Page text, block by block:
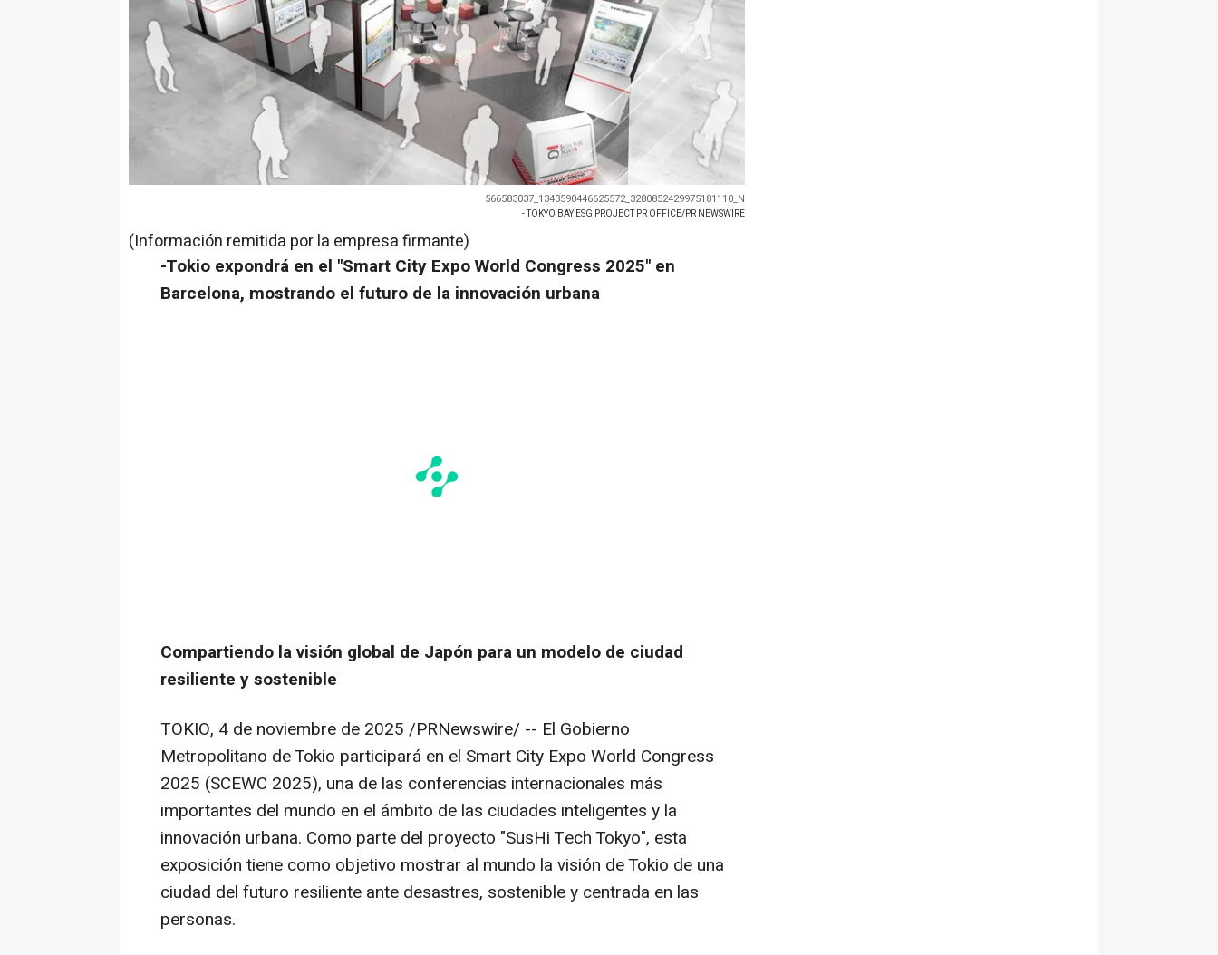
566583037_1343590446625572_3280852429975181110_N
- TOKYO BAY ESG PROJECT PR OFFICE/PR NEWSWIRE
(Información remitida por la empresa firmante)
-Tokio expondrá en el "Smart City Expo World Congress 2025" en
Barcelona, mostrando el futuro de la innovación urbana
Compartiendo la visión global de Japón para un modelo de ciudad
resiliente y sostenible
TOKIO, 4 de noviembre de 2025 /PRNewswire/ -- El Gobierno
Metropolitano deTokio participará en el Smart City Expo World Congress
2025 (SCEWC 2025), una de las conferencias internacionales más
importantes del mundo en el ámbito de las ciudades inteligentes y la
innovación urbana. Como parte del proyecto "SusHi Tech Tokyo", esta
exposición tiene como objetivo mostrar al mundo la visión deTokio de una
ciudad del futuro resiliente ante desastres, sostenible y centrada en las
personas.